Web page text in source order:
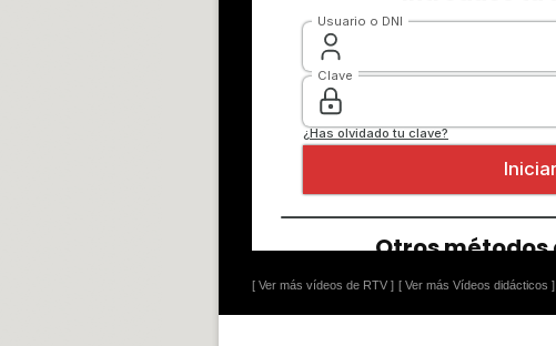
[ Ver más vídeos de RTV ] [ Ver más Vídeos didácticos ]